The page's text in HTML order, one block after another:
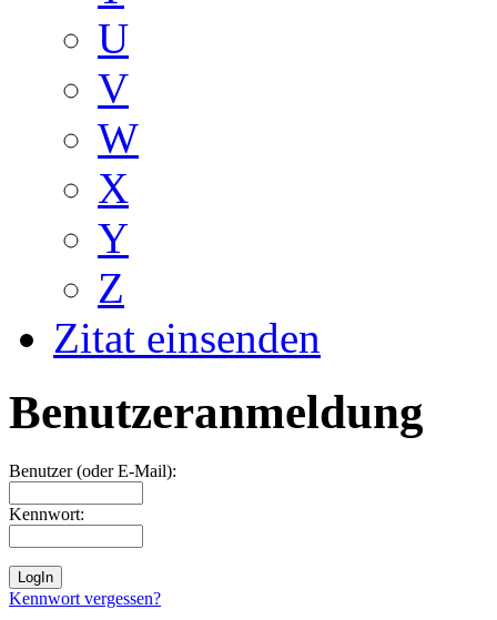
U
V
W
X
Y
Z
Zitat einsenden
Benutzeranmeldung
Benutzer (oder E-Mail):
Kennwort:
Kennwort vergessen?